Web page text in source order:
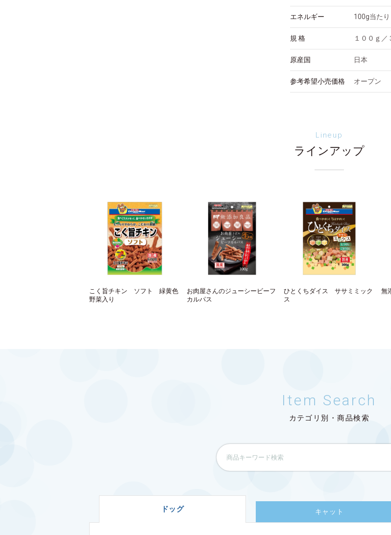
エネルギー 100g当たり
規 格 １００ｇ／
原産国 日本
参考希望小売価格 オープン
Lineup
ラインアップ
こく旨チキン ソフト 緑黄色
野菜入り
お肉屋さんのジューシービーフ
カルパス
ひとくちダイス ササミミック
ス
無
Item Search
カテゴリ別・商品検索
ドッグ キャット